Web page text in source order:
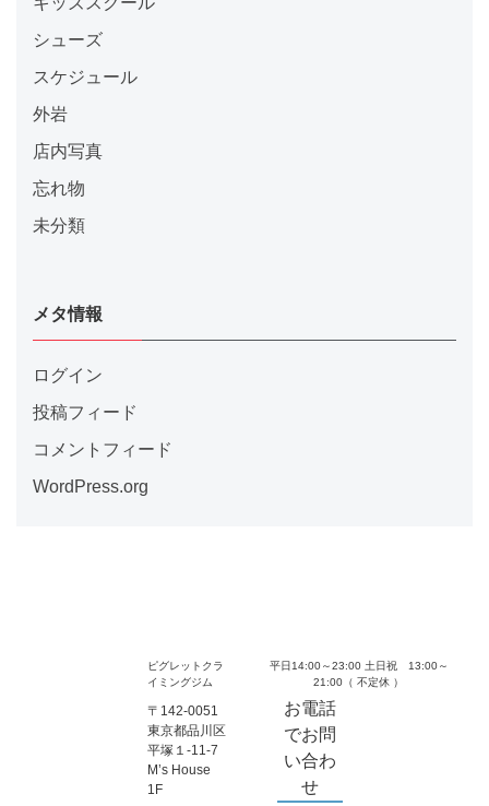
シューズ
スケジュール
外岩
店内写真
忘れ物
未分類
メタ情報
ログイン
投稿フィード
コメントフィード
WordPress.org
ピグレットクラ
イミングジム
〒142-0051
東京都品川区
平塚１-11-7
M’s House
1F
平日14:00～23:00 土日祝 13:00～
21:00（ 不定休 ）
お電話
でお問
い合わ
せ